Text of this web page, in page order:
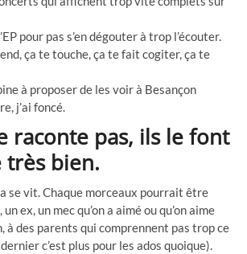
pour pas s’en dégouter à trop l’écouter.
ça te touche, ça te fait cogiter, ça te
à proposer de les voir à Besançon
j’ai foncé.
raconte pas, ils le font
très bien.
se vit. Chaque morceaux pourrait être
ex, un mec qu’on a aimé ou qu’on aime
à des parents qui comprennent pas trop ce
c’est plus pour les ados quoique).